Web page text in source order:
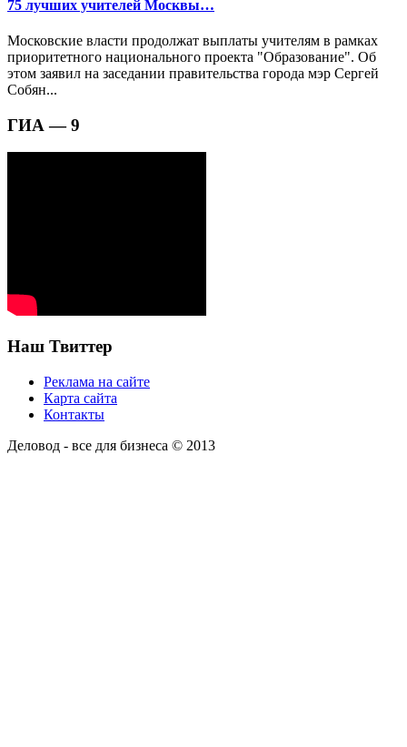
75 лучших учителей Москвы…
Московские власти продолжат выплаты учителям в рамках
приоритетного национального проекта "Образование". Об
этом заявил на заседании правительства города мэр Сергей
Собян...
ГИА — 9
Наш Твиттер
Реклама на сайте
Карта сайта
Контакты
Деловод - все для бизнеса © 2013